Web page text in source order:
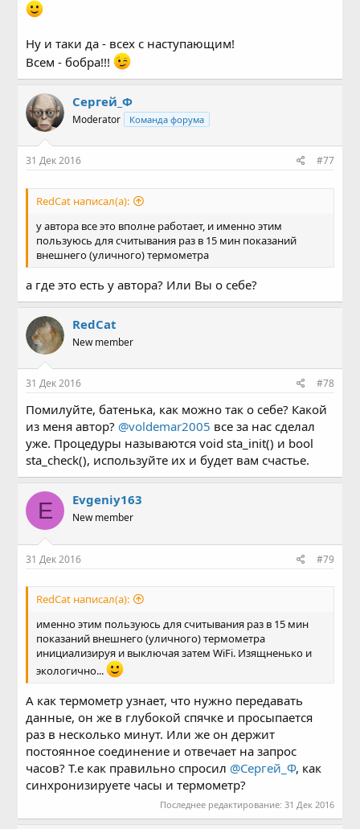
Ну и таки да - всех с наступающим!
Всем - бобра!!!
Сергей_Ф
Moderator Команда форума
31 Дек 2016 #77
RedCat написал(а):
у автора все это вполне работает, и именно этим
пользуюсь для считывания раз в 15 мин показаний
внешнего (уличного) термометра
а где это есть у автора? Или Вы о себе?
RedCat
New member
31 Дек 2016 #78
Помилуйте, батенька, как можно так о себе? Какой
из меня автор? @voldemar2005 все за нас сделал
уже. Процедуры называются void sta_init() и bool
sta_check(), используйте их и будет вам счастье.
E Evgeniy163
New member
31 Дек 2016 #79
RedCat написал(а):
именно этим пользуюсь для считывания раз в 15 мин
показаний внешнего (уличного) термометра
инициализируя и выключая затем WiFi. Изящненько и
экологично...
А как термометр узнает, что нужно передавать
данные, он же в глубокой спячке и просыпается
раз в несколько минут. Или же он держит
постоянное соединение и отвечает на запрос
часов? Т.е как правильно спросил @Сергей_Ф, как
синхронизируете часы и термометр?
Последнее редактирование: 31 Дек 2016